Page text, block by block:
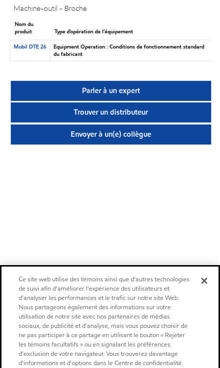
Machine-outil - Broche
Nom du
produit
Type d’opération de l’équipement
Mobil DTE 26
Equipment Operation : Conditions de fonctionnement standard
du fabricant
Parler à un expert
Trouver un distributeur
Envoyer à un(e) collègue
Ce site web utilise des témoins ainsi que d'autres technologies
de suivi afin d'améliorer l'expérience des utilisateurs et
d'analyser les performances et le trafic sur notre site Web.
Nous partageons également des informations sur votre
utilisation de notre site avec nos partenaires de médias
sociaux, de publicité et d'analyse, mais vous pouvez choisir de
ne pas participer à ce partage en utilisant le bouton « Rejeter
les témoins facultatifs » ou en signalant les préférences
d'exclusion de votre navigateur. Vous trouverez davantage
d'informations et d'options dans le Centre de confidentialité.